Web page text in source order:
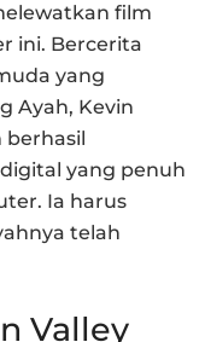
film
ini. Bercerita
yang
Ayah, Kevin
berhasil
yang penuh
Ia harus
telah
Valley